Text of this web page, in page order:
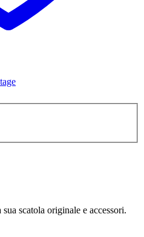
scatola originale e accessori.